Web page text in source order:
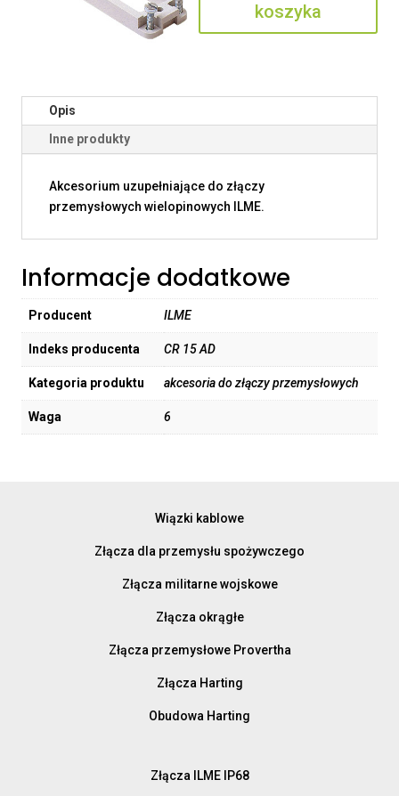
koszyka
Opis
Inne produkty
Akcesorium uzupełniające do złączy
przemysłowych wielopinowych ILME.
Informacje dodatkowe
Producent ILME
Indeks producenta CR 15 AD
Kategoria produktu akcesoria do złączy przemysłowych
Waga 6
Wiązki kablowe
Złącza dla przemysłu spożywczego
Złącza militarne wojskowe
Złącza okrągłe
Złącza przemysłowe Provertha
Złącza Harting
Obudowa Harting
Złącza ILME IP68